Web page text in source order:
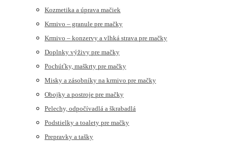
Kozmetika a úprava mačiek
Krmivo – granule pre mačky
Krmivo – konzervy a vlhká strava pre mačky
Doplnky výživy pre mačky
Pochúťky, maškrty pre mačky
Misky a zásobníky na krmivo pre mačky
Obojky a postroje pre mačky
Pelechy, odpočívadlá a škrabadlá
Podstielky a toalety pre mačky
Prepravky a tašky